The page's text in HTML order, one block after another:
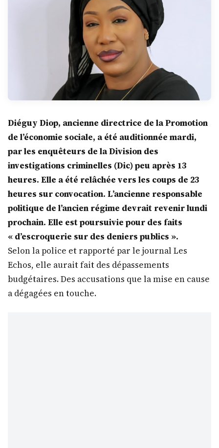
Diéguy Diop, ancienne directrice de la Promotion
de l’économie sociale, a été auditionnée mardi,
par les enquêteurs de la Division des
investigations criminelles (Dic) peu après 13
heures. Elle a été relâchée vers les coups de 23
heures sur convocation. L’ancienne responsable
politique de l’ancien régime devrait revenir lundi
prochain. Elle est poursuivie pour des faits
« d’escroquerie sur des deniers publics ».
Selon la police et rapporté par le journal Les
Echos, elle aurait fait des dépassements
budgétaires. Des accusations que la mise en cause
a dégagées en touche.